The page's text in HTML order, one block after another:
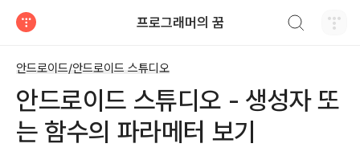
프로그래머의 꿈
안드로이드/안드로이드 스튜디오
안드로이드 스튜디오 - 생성자 또
는 함수의 파라메터 보기